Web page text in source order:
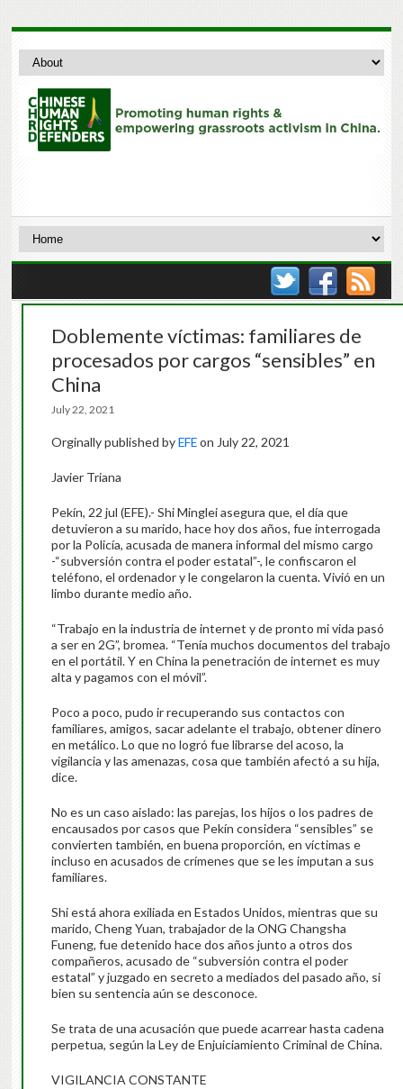
Doblemente víctimas: familiares de
procesados por cargos “sensibles” en
China
July 22, 2021
Orginally published byEFEon July 22, 2021
Javier Triana
Pekín, 22 jul (EFE).- Shi Minglei asegura que, el día que
detuvieron a su marido, hace hoy dos años, fue interrogada
por la Policía, acusada de manera informal del mismo cargo
-“subversión contra el poder estatal”-, le confiscaron el
teléfono, el ordenador y le congelaron la cuenta. Vivió en un
limbo durante medio año.
“Trabajo en la industria de internet y de pronto mi vida pasó
a ser en 2G”, bromea. “Tenía muchos documentos del trabajo
en el portátil. Y en China la penetración de internet es muy
alta y pagamos con el móvil”.
Poco a poco, pudo ir recuperando sus contactos con
familiares, amigos, sacar adelante el trabajo, obtener dinero
en metálico. Lo que no logró fue librarse del acoso, la
vigilancia y las amenazas, cosa que también afectó a su hija,
dice.
No es un caso aislado: las parejas, los hijos o los padres de
encausados por casos que Pekín considera “sensibles” se
convierten también, en buena proporción, en víctimas e
incluso en acusados de crímenes que se les imputan a sus
familiares.
Shi está ahora exiliada en Estados Unidos, mientras que su
marido, Cheng Yuan, trabajador de la ONG Changsha
Funeng, fue detenido hace dos años junto a otros dos
compañeros, acusado de “subversión contra el poder
estatal” y juzgado en secreto a mediados del pasado año, si
bien su sentencia aún se desconoce.
Se trata de una acusación que puede acarrear hasta cadena
perpetua, según la Ley de Enjuiciamiento Criminal de China.
VIGILANCIA CONSTANTE